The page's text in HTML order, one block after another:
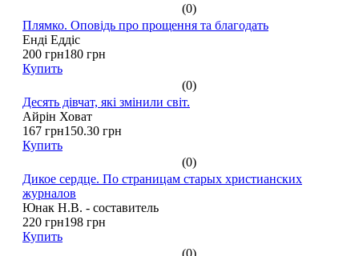
(0)
Плямко. Оповiдь про прощення та благодать
Ендi Еддiс
200 грн180 грн
Купить
(0)
Десять дівчат, які змінили світ.
Айрін Ховат
167 грн150.30 грн
Купить
(0)
Дикое сердце. По страницам старых христианских
журналов
Юнак Н.В. - составитель
220 грн198 грн
Купить
(0)